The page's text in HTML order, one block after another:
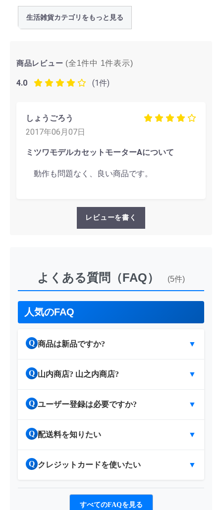
生活雑貨カテゴリをもっと見る
商品レビュー (全1件中 1件表示)
4.0 (1件)
しょうごろう
2017年06月07日
ミツワモデルカセットモーターAについて
動作も問題なく、良い商品です。
レビューを書く
よくある質問（FAQ） (5件)
人気のFAQ
Q 商品は新品ですか? ▼
Q 山内商店? 山之内商店? ▼
Q ユーザー登録は必要ですか? ▼
Q 配送料を知りたい ▼
Q クレジットカードを使いたい ▼
すべてのFAQを見る